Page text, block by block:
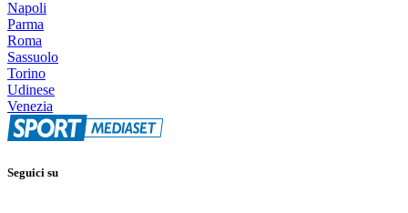
Napoli
Parma
Roma
Sassuolo
Torino
Udinese
Venezia
Seguici su